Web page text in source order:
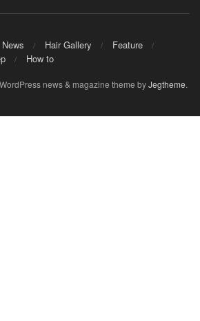
News Hair Gallery
Feature
How to
news & magazine theme byJegtheme.